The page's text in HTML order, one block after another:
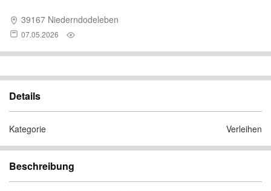
39167 Niederndodeleben
07.05.2026
Details
Kategorie Verleihen
Beschreibung